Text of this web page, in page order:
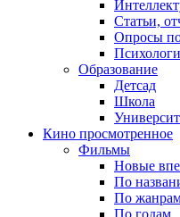
Статьи,
Опросы
Образование
Детсад
Школа
Кино просмотренное
Фильмы
Новые
По
По
По годам